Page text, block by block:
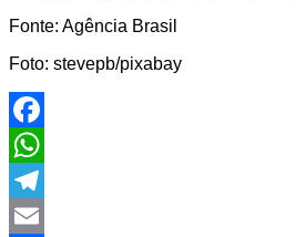
Fonte: Agência Brasil
Foto: stevepb/pixabay
Facebook
WhatsApp
Telegram